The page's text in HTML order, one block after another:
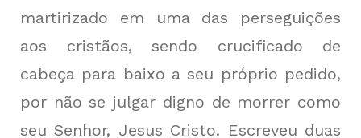
martirizado em uma das perseguições
aos cristãos, sendo crucificado de
cabeça para baixo a seu próprio pedido,
por não se julgar digno de morrer como
seu Senhor, Jesus Cristo. Escreveu duas